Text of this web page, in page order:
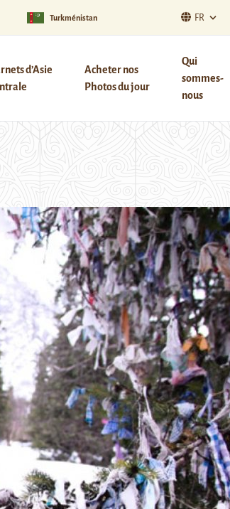
Turkménistan FR
d’Asie
Acheter nos
Photos du jour
Qui
sommes-
nous